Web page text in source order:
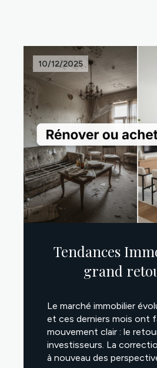
10/12/2025
Tendances
grand
Le marché immobilier
et ces derniers mois ont
mouvement clair : le
investisseurs. La
à nouveau des